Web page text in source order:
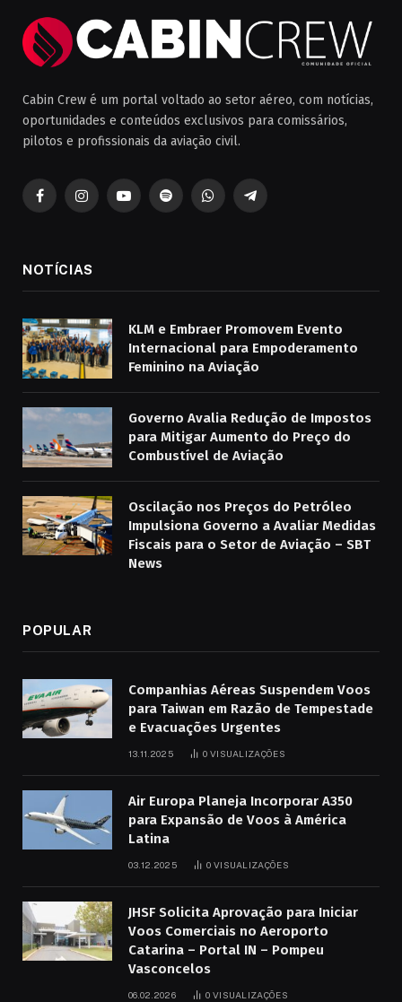
Cabin Crew é um portal voltado ao setor aéreo, com notícias,
oportunidades e conteúdos exclusivos para comissários,
pilotos e profissionais da aviação civil.
FacebookInstagramYouTubeSpotifyWhatsAppTelegrama
NOTÍCIAS
KLM e Embraer Promovem Evento
Internacional para Empoderamento
Feminino na Aviação
Governo Avalia Redução de Impostos
para Mitigar Aumento do Preço do
Combustível de Aviação
Oscilação nos Preços do Petróleo
Impulsiona Governo a Avaliar Medidas
Fiscais para o Setor de Aviação – SBT
News
POPULAR
Companhias Aéreas Suspendem Voos
para Taiwan em Razão de Tempestade
e Evacuações Urgentes
13.11.2025 0 VISUALIZAÇÕES
Air Europa Planeja Incorporar A350
para Expansão de Voos à América
Latina
03.12.2025 0 VISUALIZAÇÕES
JHSF Solicita Aprovação para Iniciar
Voos Comerciais no Aeroporto
Catarina – Portal IN – Pompeu
Vasconcelos
06.02.2026 0 VISUALIZAÇÕES